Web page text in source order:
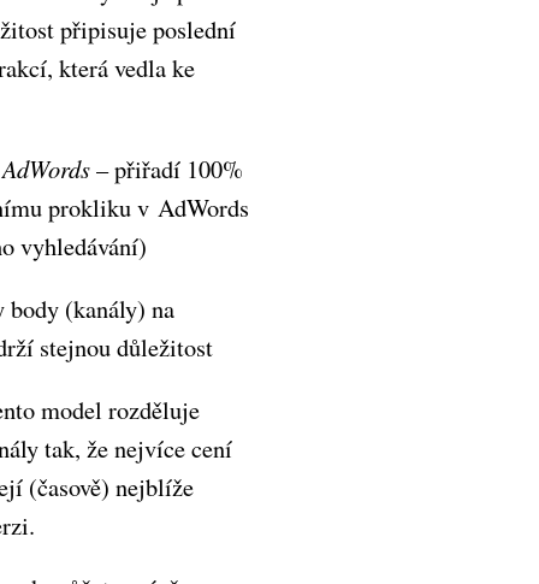
připisuje poslední
která vedla ke
– přiřadí 100%
prokliku v AdWords
vyhledávání)
body (kanály) na
stejnou důležitost
model rozděluje
tak, že nejvíce cení
(časově) nejblíže